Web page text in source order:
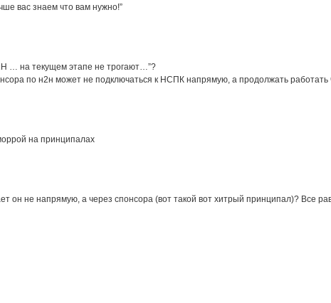
вас знаем что вам нужно!”
… на текущем этапе не трогают…”?
по н2н может не подключаться к НСПК напрямую, а продолжать работать
на принципалах
он не напрямую, а через спонсора (вот такой вот хитрый принципал)? Все